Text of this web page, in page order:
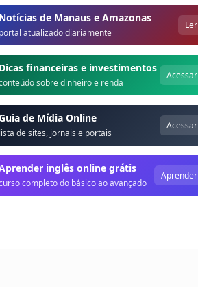
de Manaus e Amazonas
atualizado diariamente
Ler
financeiras e investimentos
sobre dinheiro e renda
Acessar
de Mídia Online
de sites, jornais e portais
Acessar
inglês online grátis
completo do básico ao avançado
Aprender